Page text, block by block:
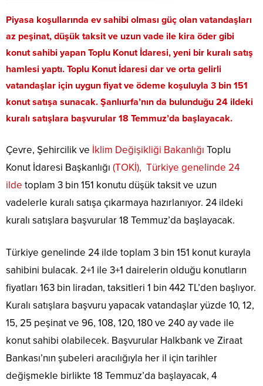
Piyasa koşullarında ev sahibi olması güç olan vatandaşları
az peşinat, düşük taksit ve uzun vade ile kira öder gibi
konut sahibi yapan Toplu Konut İdaresi, yeni bir kuralı satış
hamlesi yaptı. Toplu Konut İdaresi dar ve orta gelirli
vatandaşlar için uygun fiyat ve ödeme koşuluyla 3 bin 151
konut satışa sunacak. Şanlıurfa’nın da bulunduğu 24 ildeki
kuralı satışlara başvurular 18 Temmuz’da başlayacak.
Çevre, Şehircilik ve İklim Değişikliği Bakanlığı Toplu
Konut İdaresi Başkanlığı (TOKİ), Türkiye genelinde 24
ilde toplam 3 bin 151 konutu düşük taksit ve uzun
vadelerle kuralı satışa çıkarmaya hazırlanıyor. 24 ildeki
kuralı satışlara başvurular 18 Temmuz’da başlayacak.
Türkiye genelinde 24 ilde toplam 3 bin 151 konut kurayla
sahibini bulacak. 2+1 ile 3+1 dairelerin olduğu konutların
fiyatları 163 bin liradan, taksitleri 1 bin 442 TL’den başlıyor.
Kuralı satışlara başvuru yapacak vatandaşlar yüzde 10, 12,
15, 25 peşinat ve 96, 108, 120, 180 ve 240 ay vade ile
konut sahibi olabilecek. Başvurular Halkbank ve Ziraat
Bankası’nın şubeleri aracılığıyla her il için tarihler
değişmekle birlikte 18 Temmuz’da başlayacak, 4